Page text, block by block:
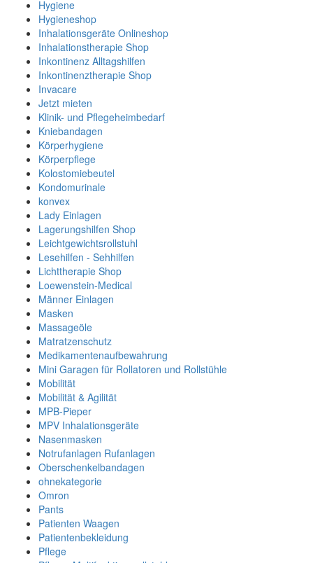
Hygiene
Hygieneshop
Inhalationsgeräte Onlineshop
Inhalationstherapie Shop
Inkontinenz Alltagshilfen
Inkontinenztherapie Shop
Invacare
Jetzt mieten
Klinik- und Pflegeheimbedarf
Kniebandagen
Körperhygiene
Körperpflege
Kolostomiebeutel
Kondomurinale
konvex
Lady Einlagen
Lagerungshilfen Shop
Leichtgewichtsrollstuhl
Lesehilfen - Sehhilfen
Lichttherapie Shop
Loewenstein-Medical
Männer Einlagen
Masken
Massageöle
Matratzenschutz
Medikamentenaufbewahrung
Mini Garagen für Rollatoren und Rollstühle
Mobilität
Mobilität & Agilität
MPB-Pieper
MPV Inhalationsgeräte
Nasenmasken
Notrufanlagen Rufanlagen
Oberschenkelbandagen
ohnekategorie
Omron
Pants
Patienten Waagen
Patientenbekleidung
Pflege